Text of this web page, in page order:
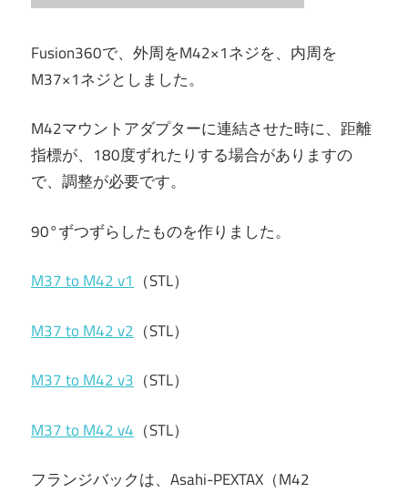
Fusion360で、外周をM42×1ネジを、内周を
M37×1ネジとしました。
M42マウントアダプターに連結させた時に、距離
指標が、180度ずれたりする場合がありますの
で、調整が必要です。
90°ずつずらしたものを作りました。
M37 to M42 v1 （STL）
M37 to M42 v2 （STL）
M37 to M42 v3 （STL）
M37 to M42 v4 （STL）
フランジバックは、Asahi-PEXTAX（M42